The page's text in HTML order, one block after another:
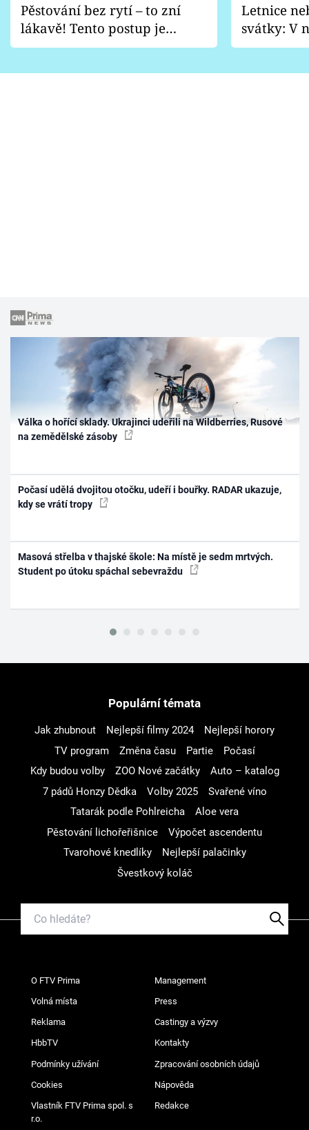
Pěstování bez rytí – to zní
lákavě! Tento postup je
vhodný jen pro některé
Letnice
svátky: V
pondělí
Válka o hořící sklady. Ukrajinci udeřili na Wildberries, Rusové
na zemědělské zásoby
Počasí udělá dvojitou otočku, udeří i bouřky. RADAR ukazuje,
kdy se vrátí tropy
Masová střelba v thajské škole: Na místě je sedm mrtvých.
Student po útoku spáchal sebevraždu
Populární témata
Jak zhubnout Nejlepší filmy 2024
Nejlepší horory
TV program
Změna času Partie
Počasí
Kdy budou volby
ZOO Nové začátky
Auto – katalog
7 pádů Honzy Dědka
Volby 2025
Svařené víno
Tatarák podle Pohlreicha
Aloe vera
Pěstování lichořeřišnice
Výpočet ascendentu
Tvarohové knedlíky
Nejlepší palačinky
Švestkový koláč
O FTV Prima Management
Volná místa Press
Reklama Castingy a výzvy
HbbTV Kontakty
Podmínky užívání Zpracování osobních údajů
Cookies Nápověda
Vlastník FTV Prima spol. s
r.o.
Redakce